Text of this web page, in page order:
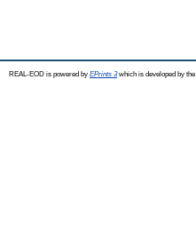
REAL-EOD is powered by EPrints 3which is developed by the